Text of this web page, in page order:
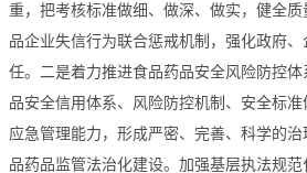
重，把考核标准做细、做深、做实，健全
品企业失信行为联合惩戒机制，强化政府
任。二是着力推进食品药品安全风险防控
品安全信用体系、风险防控机制、安全标
应急管理能力，形成严密、完善、科学的
品药品监管法治化建设。加强基层执法规